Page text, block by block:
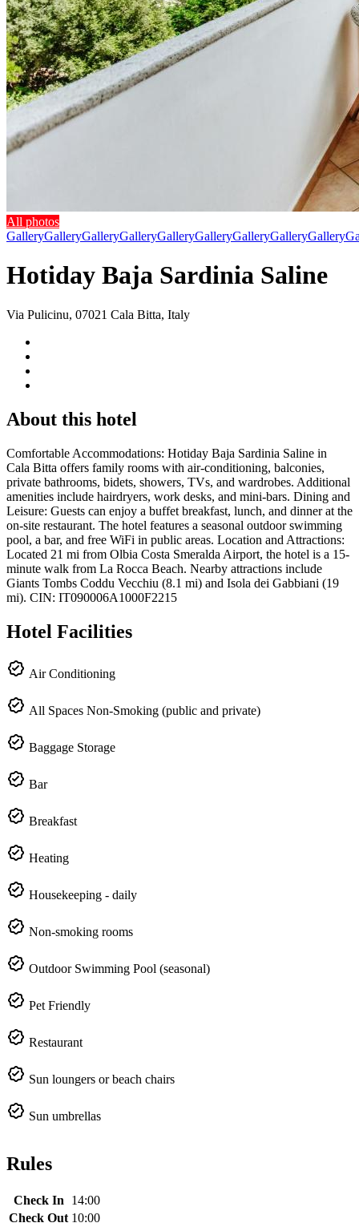
All photos
GalleryGalleryGalleryGalleryGalleryGalleryGalleryGalleryGallery
Hotiday Baja Sardinia Saline
Via Pulicinu, 07021 Cala Bitta, Italy
About this hotel
Comfortable Accommodations: Hotiday Baja Sardinia Saline in
Cala Bitta offers family rooms with air-conditioning, balconies,
private bathrooms, bidets, showers, TVs, and wardrobes. Additional
amenities include hairdryers, work desks, and mini-bars. Dining and
Leisure: Guests can enjoy a buffet breakfast, lunch, and dinner at the
on-site restaurant. The hotel features a seasonal outdoor swimming
pool, a bar, and free WiFi in public areas. Location and Attractions:
Located 21 mi from Olbia Costa Smeralda Airport, the hotel is a 15-
minute walk from La Rocca Beach. Nearby attractions include
Giants Tombs Coddu Vecchiu (8.1 mi) and Isola dei Gabbiani (19
mi). CIN: IT090006A1000F2215
Hotel Facilities
Air Conditioning
All Spaces Non-Smoking (public and private)
Baggage Storage
Bar
Breakfast
Heating
Housekeeping - daily
Non-smoking rooms
Outdoor Swimming Pool (seasonal)
Pet Friendly
Restaurant
Sun loungers or beach chairs
Sun umbrellas
Rules
Check In
14:00
Check Out 10:00